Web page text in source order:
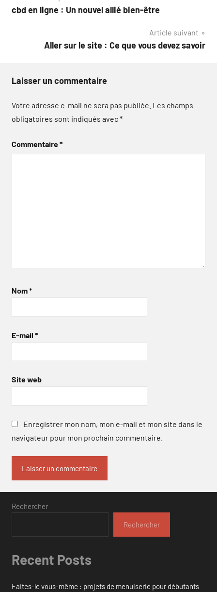
de
cbd en ligne : Un nouvel allié bien-être
Article suivant
Aller sur le site : Ce que vous devez savoir
Laisser un commentaire
Votre adresse e-mail ne sera pas publiée. Les champs
obligatoires sont indiqués avec*
Commentaire*
Nom*
E-mail *
Site web
Enregistrer mon nom, mon e-mail et mon site dans le
navigateur pour mon prochain commentaire.
Rechercher
Rechercher
Recent Posts
Faites-le vous-même : projets de menuiserie pour débutants